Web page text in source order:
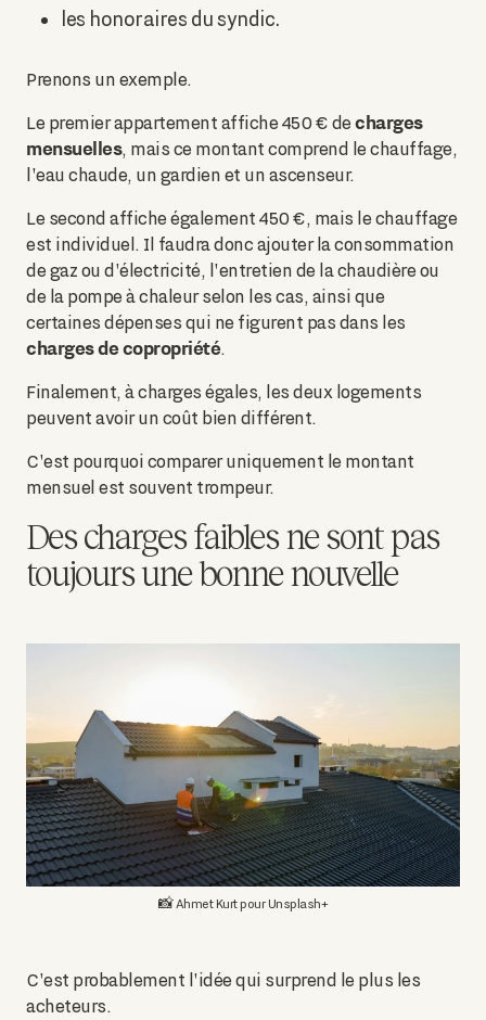
les honoraires du syndic.
Prenons un exemple.
Le premier appartement affiche 450 € de charges
mensuelles, mais ce montant comprend le chauffage,
l'eau chaude, un gardien et un ascenseur.
Le second affiche également 450 €, mais le chauffage
est individuel. Il faudra donc ajouter la consommation
de gaz ou d'électricité, l'entretien de la chaudière ou
de la pompe à chaleur selon les cas, ainsi que
certaines dépenses qui ne figurent pas dans les
charges de copropriété.
Finalement, à charges égales, les deux logements
peuvent avoir un coût bien différent.
C'est pourquoi comparer uniquement le montant
mensuel est souvent trompeur.
Des charges faibles ne sont pas
toujours une bonne nouvelle
📸 Ahmet Kurt pour Unsplash+
C'est probablement l'idée qui surprend le plus les
acheteurs.